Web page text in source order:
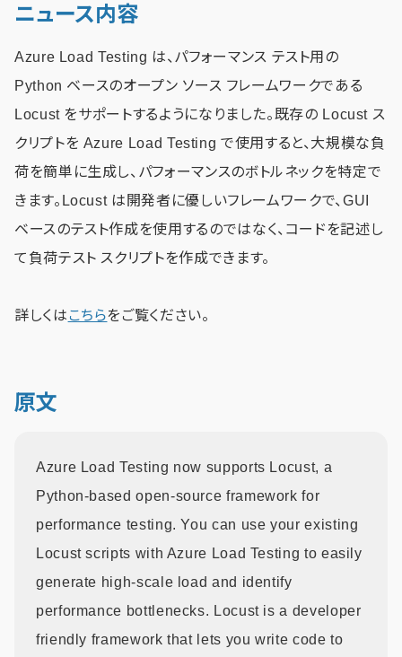
ニュース内容
Azure Load Testing は、パフォーマンス テスト用の
Python ベースのオープン ソース フレームワークである
Locust をサポートするようになりました。既存の Locust ス
クリプトを Azure Load Testing で使用すると、大規模な負
荷を簡単に生成し、パフォーマンスのボトルネックを特定で
きます。Locust は開発者に優しいフレームワークで、GUI
ベースのテスト作成を使用するのではなく、コードを記述し
て負荷テスト スクリプトを作成できます。
詳しくは こちらをご覧ください。
原文
Azure Load Testing now supports Locust, a
Python-based open-source framework for
performance testing. You can use your existing
Locust scripts with Azure Load Testing to easily
generate high-scale load and identify
performance bottlenecks. Locust is a developer
friendly framework that lets you write code to